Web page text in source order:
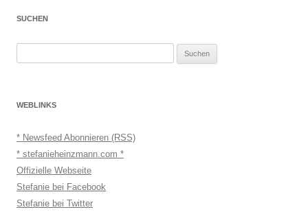
SUCHEN
WEBLINKS
* Newsfeed Abonnieren (RSS)
* stefanieheinzmann.com *
Offizielle Webseite
Stefanie bei Facebook
Stefanie bei Twitter